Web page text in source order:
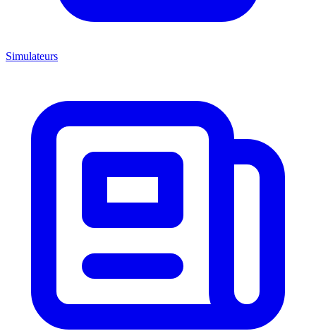
Simulateurs